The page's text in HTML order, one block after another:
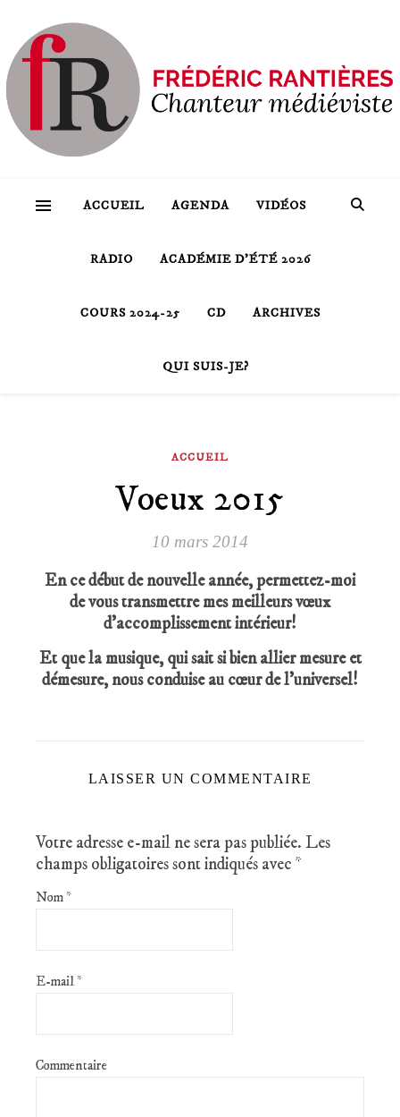
ACCUEIL AGENDA VIDÉOS
RADIO ACADÉMIE D’ÉTÉ 2026
COURS 2024-25 CD ARCHIVES
QUI SUIS-JE?
ACCUEIL
Voeux 2015
10 mars 2014
En ce début de nouvelle année, permettez-moi
de vous transmettre mes meilleurs vœux
d’accomplissement intérieur!
Et que la musique, qui sait si bien allier mesure et
démesure, nous conduise au cœur de l’universel!
LAISSER UN COMMENTAIRE
Votre adresse e-mail ne sera pas publiée. Les
champs obligatoires sont indiqués avec *
Nom *
E-mail *
Commentaire